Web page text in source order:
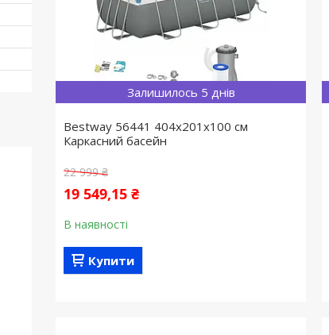
Залишилось 5 днів
Bestway 56441 404х201х100 см
Каркасний басейн
22 999 ₴
19 549,15 ₴
В наявності
Купити